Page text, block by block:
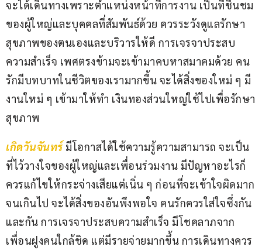
จะได้เดินทางเพราะตำแหน่งหน้าที่การงาน เป็นที่ชื่นชม
ของผู้ใหญ่และบุคคลที่สัมพันธ์ด้วย ควรระวังดูแลรักษา
สุขภาพของตนเองและบริวารให้ดี การเจรจาประสบ
ความสำเร็จ เพศตรงข้ามจะเข้ามาคบหาสมาคมด้วย คน
รักมีบทบาทในชีวิตของเรามากขึ้น จะได้สิ่งของใหม่ ๆ มี
งานใหม่ ๆ เข้ามาให้ทำ เงินทองส่วนใหญ่ใช้ไปเพื่อรักษา
สุขภาพ
เกิดวันจันทร์ มีโอกาสได้ใช้ความรู้ความสามารถ จะเป็น
ที่ไว้วางใจของผู้ใหญ่และเพื่อนร่วมงาน มีปัญหาอะไรก็
ควรแก้ไขให้กระจ่างเสียแต่เนิ่น ๆ ก่อนที่จะเข้าใจผิดมาก
จนเกินไป จะได้สิ่งของอันพึงพอใจ คนรักควรใส่ใจซึ่งกัน
และกัน การเจรจาประสบความสำเร็จ มีโชคลาภจาก
เพื่อนฝูงคนใกล้ชิด แต่มีรายจ่ายมากขึ้น การเดินทางควร